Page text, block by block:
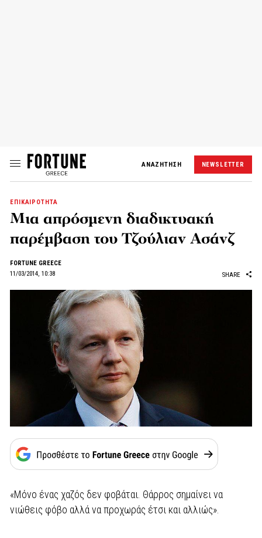
ΑΝΑΖΗΤΗΣΗ NEWSLETTER
ΕΠΙΚΑΙΡΟΤΗΤΑ
Μια απρόσμενη διαδικτυακή
παρέμβαση του Τζούλιαν Ασάνζ
FORTUNE GREECE
11/03/2014, 10:38
SHARE
«Μόνο ένας χαζός δεν φοβάται. Θάρρος σημαίνει να
νιώθεις φόβο αλλά να προχωράς έτσι και αλλιώς».